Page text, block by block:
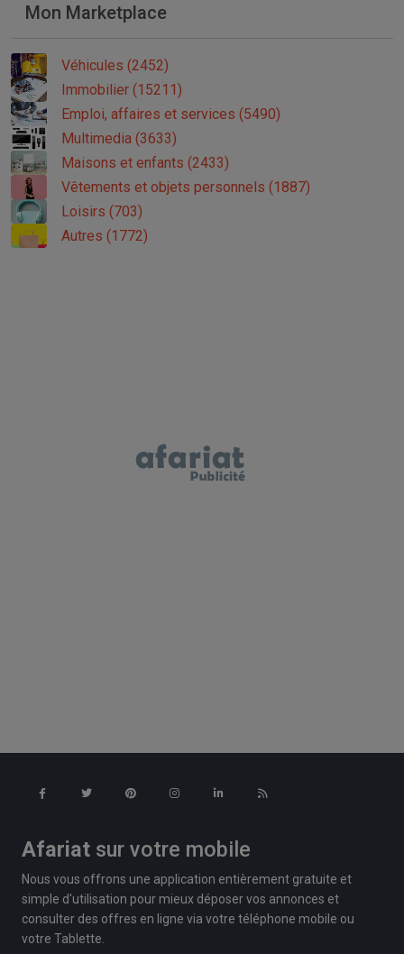
Mon Marketplace
Véhicules (2452)
Immobilier (15211)
Emploi, affaires et services (5490)
Multimedia (3633)
Maisons et enfants (2433)
Vêtements et objets personnels (1887)
Loisirs (703)
Autres (1772)
Afariat sur votre mobile
Nous vous offrons une application entièrement gratuite et
simple d'utilisation pour mieux déposer vos annonces et
consulter des offres en ligne via votre téléphone mobile ou
votre Tablette.